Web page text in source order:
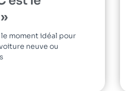
le moment idéal pour
neuve ou